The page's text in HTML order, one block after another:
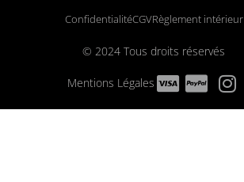
ConfidentialitéCGVRèglement intérieur
© 2024 Tous droits réservés
Mentions Légales